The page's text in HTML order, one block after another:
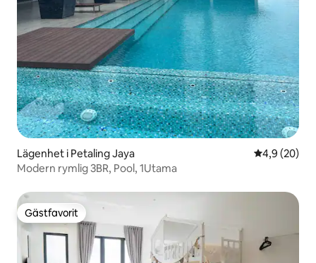
Lägenhet i Petaling Jaya 4,9 av 5 i
4,9 (20)
Modern rymlig 3BR, Pool, 1Utama
Gästfavorit
Gästfavorit